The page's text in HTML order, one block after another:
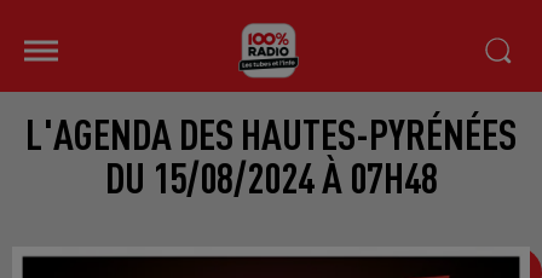
L'AGENDA DES HAUTES-PYRÉNÉES
DU 15/08/2024 À 07H48